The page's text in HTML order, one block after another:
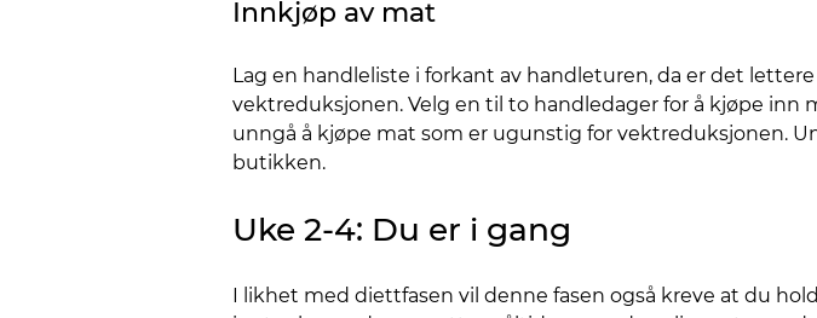
Innkjøp av mat
Lag en handleliste i forkant av handleturen, da er det
vektreduksjonen. Velg en til to handledager for å kjøpe
unngå å kjøpe mat som er ugunstig for vektreduksjonen.
butikken.
Uke 2-4: Du er i gang
I likhet med diettfasen vil denne fasen også kreve at du